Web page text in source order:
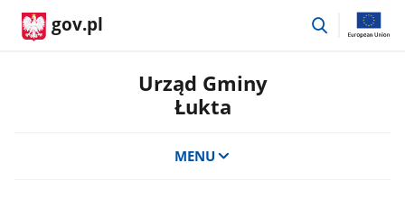
gov.pl
przejdź
Urząd Gminy
Łukta
MENU